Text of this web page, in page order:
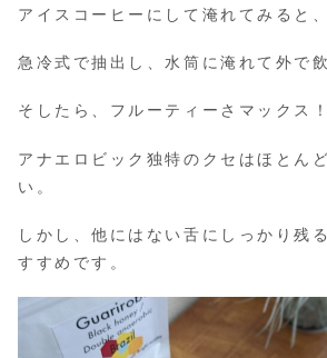
アイスコーヒーにして淹れてみると
急冷式で抽出し、水筒に淹れて外で
そしたら、フルーティーさマックス
アナエロビック独特のクセはほとん
い。
しかし、他にはない舌にしっかり残
すすめです。